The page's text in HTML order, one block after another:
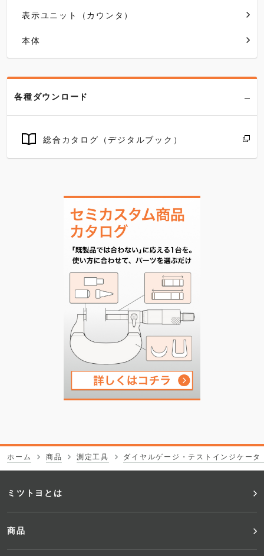
表示ユニット（カウンタ）
本体
各種ダウンロード
総合カタログ（デジタルブック）
ホーム 商品 測定工具 ダイヤルゲージ・テストインジケー
フ
ッ
タ
ミツトヨとは
商品